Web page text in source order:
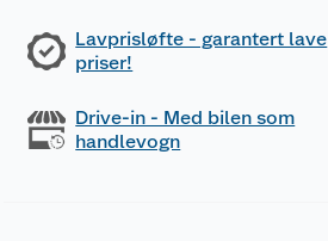
Lavprisløfte - garantert lave
priser!
Drive-in - Med bilen som
handlevogn